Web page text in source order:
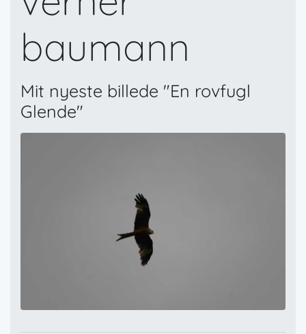
baumann
Mit nyeste billede "En rovfugl
Glende"